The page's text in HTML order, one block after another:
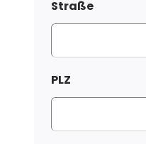
Straße
PLZ